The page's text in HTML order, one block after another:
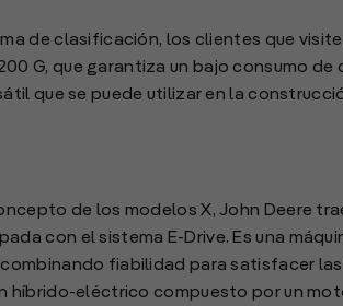
de clasificación, los clientes que
G, que garantiza un bajo consumo
que se puede utilizar en la
de los modelos X, John Deere
con el sistema E-Drive. Es una
fiabilidad para satisfacer
híbrido-eléctrico compuesto por un